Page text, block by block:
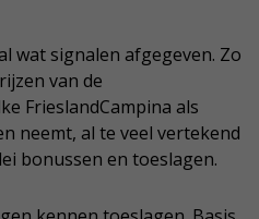
wat signalen afgegeven. Zo
van de
FrieslandCampina als
neemt, al te veel vertekend
bonussen en toeslagen.